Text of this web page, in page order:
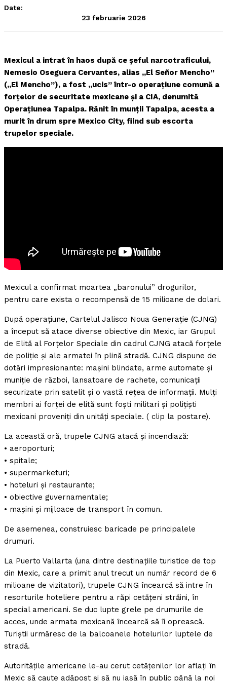
Date:
23 februarie 2026
Mexicul a intrat în haos după ce șeful narcotraficului,
Nemesio Oseguera Cervantes, alias „El Señor Mencho”
(„El Mencho”), a fost „ucis” într-o operațiune comună a
forțelor de securitate mexicane și a CIA, denumită
Operațiunea Tapalpa. Rănit în munții Tapalpa, acesta a
murit în drum spre Mexico City, fiind sub escorta
trupelor speciale.
Mexicul a confirmat moartea „baronului” drogurilor,
pentru care exista o recompensă de 15 milioane de dolari.
După operațiune, Cartelul Jalisco Noua Generație (CJNG)
a început să atace diverse obiective din Mexic, iar Grupul
de Elită al Forțelor Speciale din cadrul CJNG atacă forțele
de poliție și ale armatei în plină stradă. CJNG dispune de
dotări impresionante: mașini blindate, arme automate și
muniție de război, lansatoare de rachete, comunicații
securizate prin satelit și o vastă rețea de informații. Mulți
membri ai forței de elită sunt foști militari și polițiști
mexicani proveniți din unități speciale. ( clip la postare).
La această oră, trupele CJNG atacă și incendiază:
• aeroporturi;
• spitale;
• supermarketuri;
• hoteluri și restaurante;
• obiective guvernamentale;
• mașini și mijloace de transport în comun.
De asemenea, construiesc baricade pe principalele
drumuri.
La Puerto Vallarta (una dintre destinațiile turistice de top
din Mexic, care a primit anul trecut un număr record de 6
milioane de vizitatori), trupele CJNG încearcă să intre în
resorturile hoteliere pentru a răpi cetățeni străini, în
special americani. Se duc lupte grele pe drumurile de
acces, unde armata mexicană încearcă să îi oprească.
Turiștii urmăresc de la balcoanele hotelurilor luptele de
stradă.
Autoritățile americane le-au cerut cetățenilor lor aflați în
Mexic să caute adăpost și să nu iasă în public până la noi